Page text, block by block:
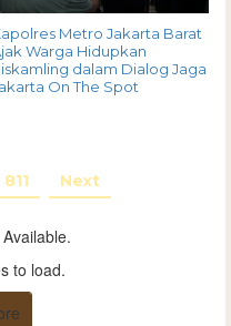
Metro Jakarta Barat
Warga Hidupkan
dalam Dialog Jaga
On The Spot
811 Next
to load.